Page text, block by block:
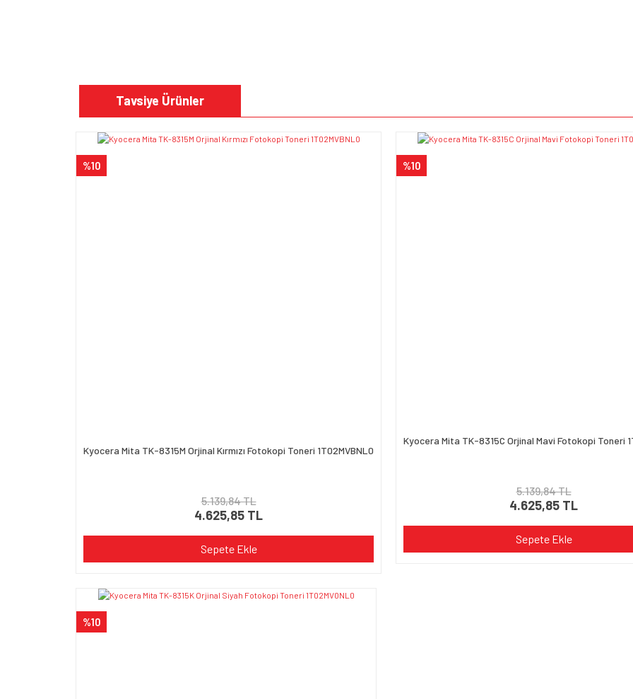
Yorum Yaz
Görüş ve önerileriniz için teşekkür ederiz.
Ürün açıklamasında eksik bilgiler bulunuyor.
Tavsiye Ürünler
%10
Kyocera Mita TK-8315M Orjinal Kırmızı Fotokopi Toneri 1T02MVBNL0
5.139,84 TL
4.625,85 TL
Sepete Ekle
%10
Kyocera Mita TK-8315C Orjinal Mavi Fotokopi Toneri
5.139,84 TL
4.625,85 TL
Sepete Ekle
%10